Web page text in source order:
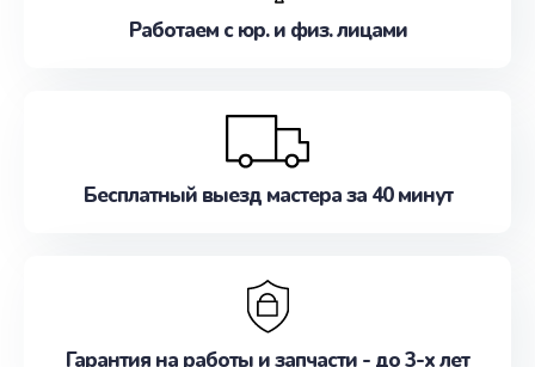
Работаем с юр. и физ. лицами
Бесплатный выезд мастера за 40 минут
Гарантия на работы и запчасти - до 3-х лет